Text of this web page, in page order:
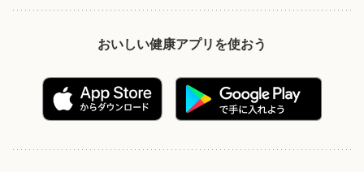
おいしい健康アプリを使おう